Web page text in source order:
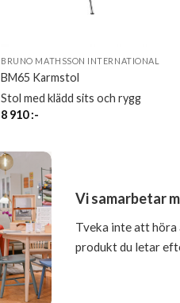
BRUNO MATHSSON INTERNATIONAL
BM65 Karmstol
Stol med klädd sits och rygg
8 910:-
Vi samarbetar
Tveka inte att höra
produkt du letar